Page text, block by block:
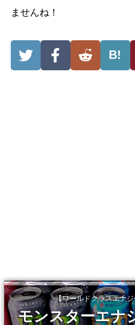
ませんね！
B!
【ワールドクラスエナ
モンスターエナ